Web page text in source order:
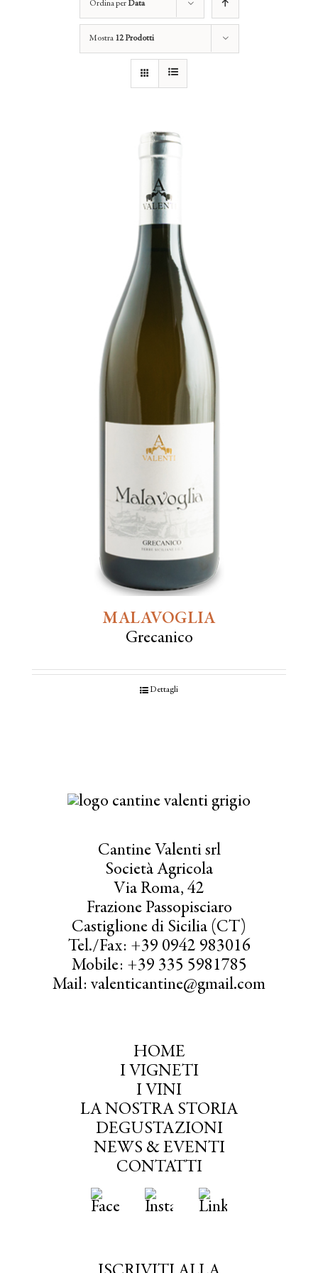
Ordina perData
Mostra 12 Prodotti
MALAVOGLIA
Grecanico
Dettagli
Cantine Valenti srl
Società Agricola
Via Roma, 42
Frazione Passopisciaro
Castiglione di Sicilia (CT)
Tel./Fax: +39 0942 983016
Mobile: +39 335 5981785
Mail: valenticantine@gmail.com
HOME
I VIGNETI
I VINI
LA NOSTRA STORIA
DEGUSTAZIONI
NEWS & EVENTI
CONTATTI